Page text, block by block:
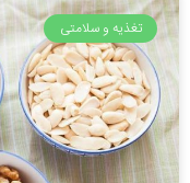
تغذیه و سلامتی